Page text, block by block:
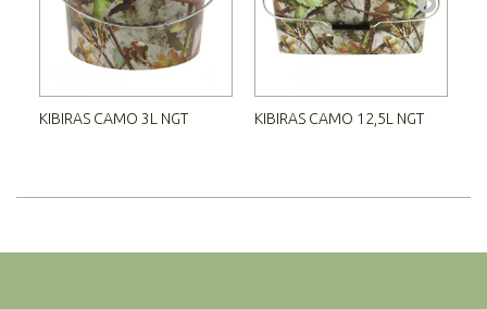
KIBIRAS CAMO 3L NGT KIBIRAS CAMO 12,5L NGT